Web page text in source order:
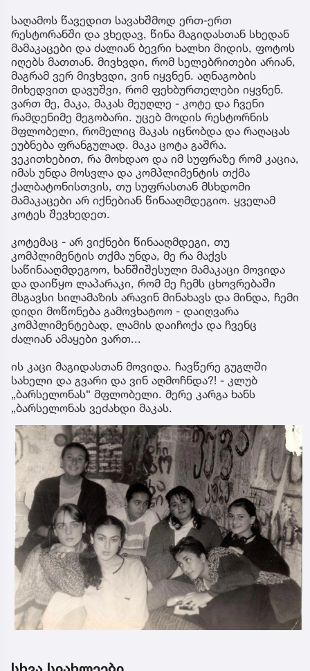
საღამოს წავედით სავახშმოდ ერთ-ერთ
რესტორანში და ვხედავ, წინა მაგიდასთან სხედან
მამაკაცები და ძალიან ბევრი ხალხი მიდის, ფოტოს
იღებს მათთან. მივხვდი, რომ სელებრითები არიან,
მაგრამ ვერ მივხვდი, ვინ იყვნენ. აღნაგობის
მიხედვით დავუშვი, რომ ფეხბურთელები იყვნენ.
ვართ მე, მაკა, მაკას მეუღლე - კოტე და ჩვენი
რამდენიმე მეგობარი. უცებ მოდის რესტორნის
მფლობელი, რომელიც მაკას იცნობდა და რაღაცას
ეუბნება ფრანგულად. მაკა ცოტა გაშრა.
ვეკითხებით, რა მოხდაო და იმ სუფრაზე რომ კაცია,
იმას უნდა მოსვლა და კომპლიმენტის თქმა
ქალბატონისთვის, თუ სუფრასთან მსხდომი
მამაკაცები არ იქნებიან წინააღმდეგიო. ყველამ
კოტეს შევხედეთ.
კოტემაც - არ ვიქნები წინააღმდეგი, თუ
კომპლიმენტის თქმა უნდა, მე რა მაქვს
საწინააღმდეგოო, ხანშიშესული მამაკაცი მოვიდა
და დაიწყო ლაპარაკი, რომ მე ჩემს ცხოვრებაში
მსგავსი სილამაზის არავინ მინახავს და მინდა, ჩემი
დიდი მოწონება გამოვხატოო - დაიღვარა
კომპლიმენტებად, ლამის დაიჩოქა და ჩვენც
ძალიან ამაყები ვართ...
ის კაცი მაგიდასთან მოვიდა. ჩავწერე გუგლში
სახელი და გვარი და ვინ აღმოჩნდა?! - კლუბ
„ბარსელონას“ მფლობელი. მერე კარგა ხანს
„ბარსელონას ვეძახდი მაკას.